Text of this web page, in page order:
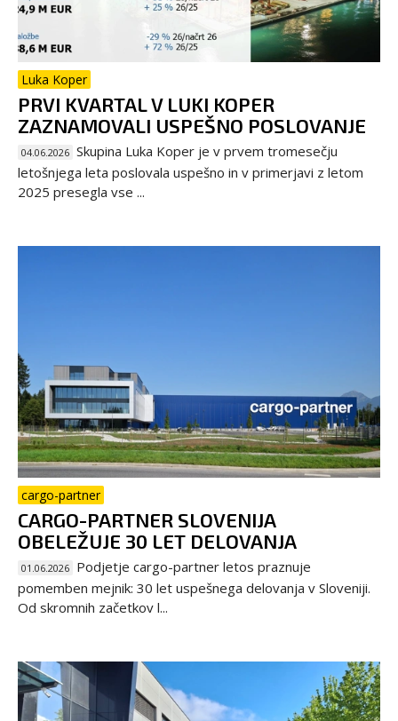
Luka Koper
PRVI KVARTAL V LUKI KOPER
ZAZNAMOVALI USPEŠNO POSLOVANJE
04.06.2026 Skupina Luka Koper je v prvem tromesečju
letošnjega leta poslovala uspešno in v primerjavi z letom
2025 presegla vse ...
cargo-partner
CARGO-PARTNER SLOVENIJA
OBELEŽUJE 30 LET DELOVANJA
01.06.2026 Podjetje cargo-partner letos praznuje
pomemben mejnik: 30 let uspešnega delovanja v Sloveniji.
Od skromnih začetkov l...